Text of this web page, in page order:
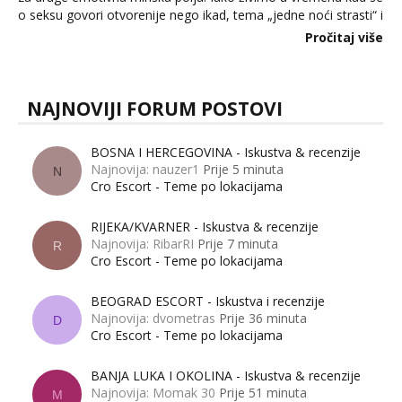
o seksu govori otvorenije nego ikad, tema „jedne noći strasti“ i
dalje izaziva burne rasprave. Što zapravo misle žene, a što
Pročitaj više
NAJNOVIJI FORUM POSTOVI
N
BOSNA I HERCEGOVINA - Iskustva & recenzije
Najnovija: nauzer1 Prije 5 minuta
Cro Escort - Teme po lokacijama
R
RIJEKA/KVARNER - Iskustva & recenzije
Najnovija: RibarRI Prije 7 minuta
Cro Escort - Teme po lokacijama
D
BEOGRAD ESCORT - Iskustva i recenzije
Najnovija: dvometras Prije 36 minuta
Cro Escort - Teme po lokacijama
M
BANJA LUKA I OKOLINA - Iskustva & recenzije
Najnovija: Momak 30 Prije 51 minuta